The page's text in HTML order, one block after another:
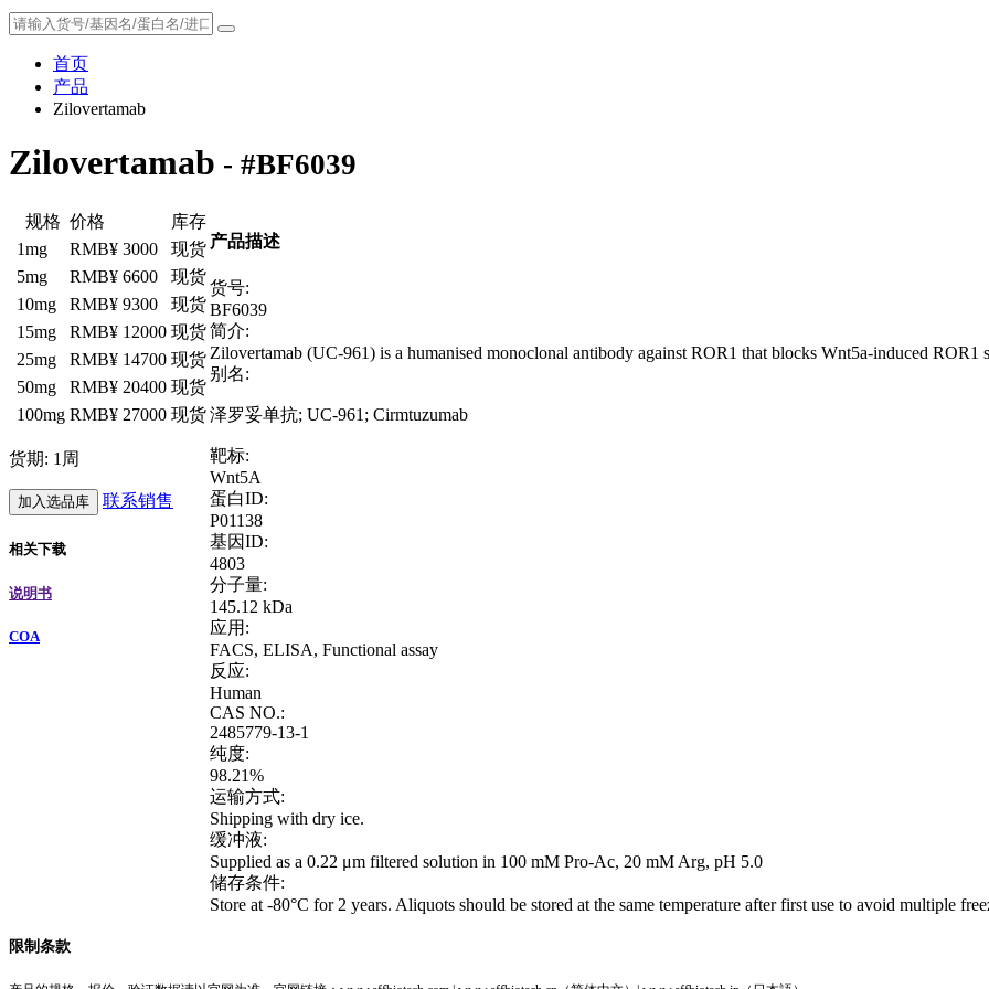
首页
产品
Zilovertamab
Zilovertamab - #BF6039
规格 价格
库存
1mg
RMB¥ 3000
现货
5mg
RMB¥ 6600
现货
10mg
RMB¥ 9300
现货
15mg
RMB¥ 12000 现货
25mg
RMB¥ 14700 现货
50mg
RMB¥ 20400 现货
100mg RMB¥ 27000 现货
货期: 1周
加入选品库 联系销售
相关下载
说明书
COA
产品描述
货号:
BF6039
简介:
Zilovertamab (UC-961) is a humanised monoclonal antibody against ROR1 that blocks Wnt5a-induced ROR1
别名:
泽罗妥单抗; UC-961; Cirmtuzumab
靶标:
Wnt5A
蛋白ID:
P01138
基因ID:
4803
分子量:
145.12 kDa
应用:
FACS, ELISA, Functional assay
反应:
Human
CAS NO.:
2485779-13-1
纯度:
98.21%
运输方式:
Shipping with dry ice.
缓冲液:
Supplied as a 0.22 μm filtered solution in 100 mM Pro-Ac, 20 mM Arg, pH 5.0
储存条件:
Store at -80°C for 2 years. Aliquots should be stored at the same temperature after first use to avoid multiple
限制条款